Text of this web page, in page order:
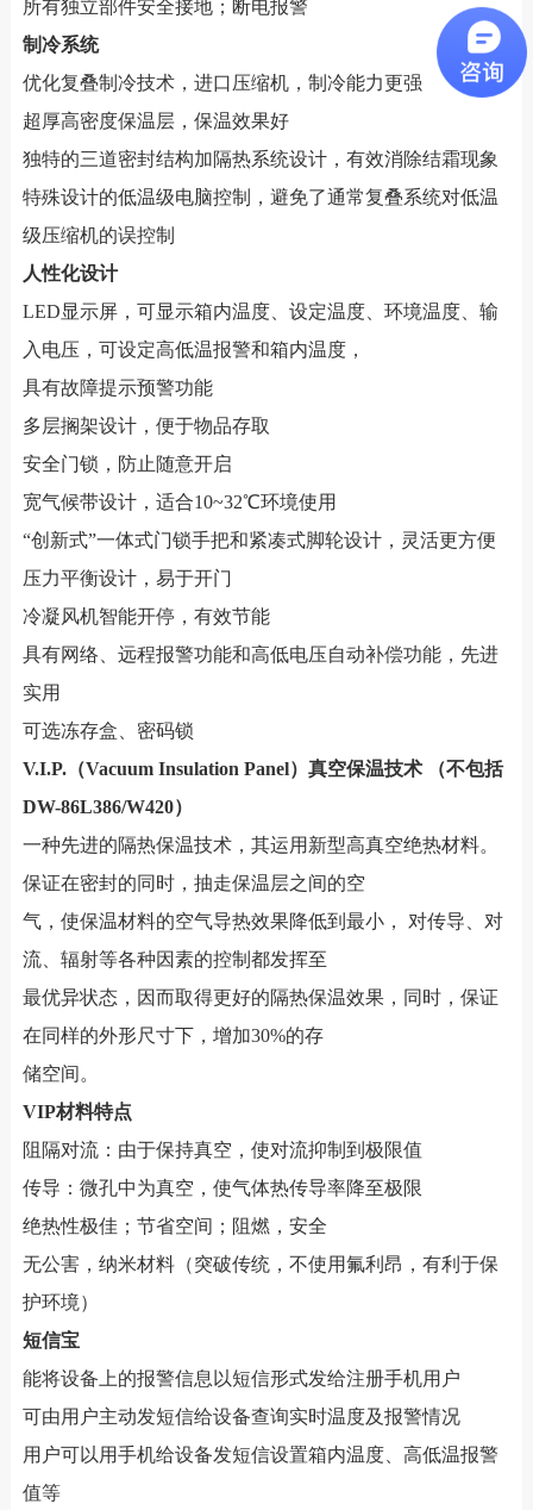
所有独立部件安全接地；断电报警
制冷系统
优化复叠制冷技术，进口压缩机，制冷能力更强
超厚高密度保温层，保温效果好
独特的三道密封结构加隔热系统设计，有效消除结霜现象
特殊设计的低温级电脑控制，避免了通常复叠系统对低温
级压缩机的误控制
人性化设计
LED显示屏，可显示箱内温度、设定温度、环境温度、输
入电压，可设定高低温报警和箱内温度，
具有故障提示预警功能
多层搁架设计，便于物品存取
安全门锁，防止随意开启
宽气候带设计，适合10~32℃环境使用
“创新式”一体式门锁手把和紧凑式脚轮设计，灵活更方便
压力平衡设计，易于开门
冷凝风机智能开停，有效节能
具有网络、远程报警功能和高低电压自动补偿功能，先进
实用
可选冻存盒、密码锁
V.I.P.（Vacuum Insulation Panel）真空保温技术 （不包括
DW-86L386/W420）
一种先进的隔热保温技术，其运用新型高真空绝热材料。
保证在密封的同时，抽走保温层之间的空
气，使保温材料的空气导热效果降低到最小， 对传导、对
流、辐射等各种因素的控制都发挥至
最优异状态，因而取得更好的隔热保温效果，同时，保证
在同样的外形尺寸下，增加30%的存
储空间。
VIP材料特点
阻隔对流：由于保持真空，使对流抑制到极限值
传导：微孔中为真空，使气体热传导率降至极限
绝热性极佳；节省空间；阻燃，安全
无公害，纳米材料（突破传统，不使用氟利昂，有利于保
护环境）
短信宝
能将设备上的报警信息以短信形式发给注册手机用户
可由用户主动发短信给设备查询实时温度及报警情况
用户可以用手机给设备发短信设置箱内温度、高低温报警
值等